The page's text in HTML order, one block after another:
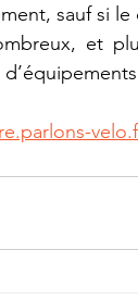
sauf si
et